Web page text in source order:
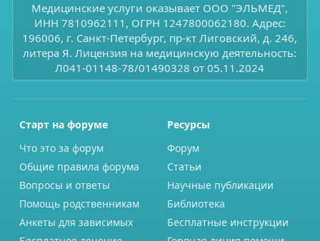
Медицинские услуги оказывает ООО "ЭЛЬМЕД",
ИНН 7810962111, ОГРН 1247800062180. Адрес:
196006, г. Санкт-Петербург, пр-кт Лиговский, д. 246,
литера Я. Лицензия на медицинскую деятельность:
Л041-01148-78/01490328 от 05.11.2024
Старт на форуме
Что это за форум
Общие правила форума
Вопросы и ответы
Помощь родственникам
Анкеты для зависимых
Ресурсы
Форум
Статьи
Научные публикации
Библиотека
Бесплатные инструкции